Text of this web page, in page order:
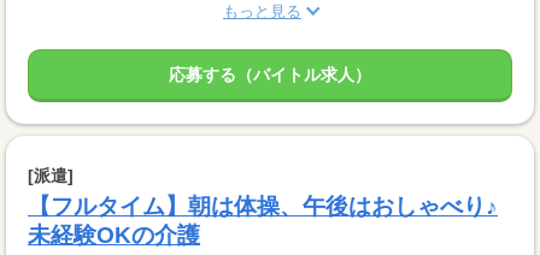
もっと見る
応募する（バイトル求人）
[派遣]
【フルタイム】朝は体操、午後はおしゃべり♪
未経験OKの介護